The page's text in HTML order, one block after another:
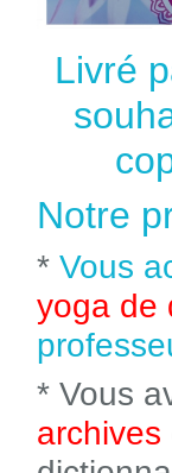
Livré
Notre
* Vous
yoga de
* Vous
archives